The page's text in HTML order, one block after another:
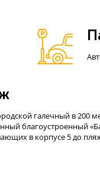
галечный в 200
благоустроенный
в корпусе 5 до